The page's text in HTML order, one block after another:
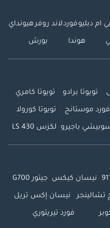
بي ام دبليوفوردلاند روفرهيونداي
هوندا بورش
تويوتا برادو تويوتا كامري
فورد موستانج تويوتا كورولا
باجيرو لكزس LS 430
نيسان كيكس جيتور G700
تشالينجر نيسان إكس تريل
فورد تيريتوري